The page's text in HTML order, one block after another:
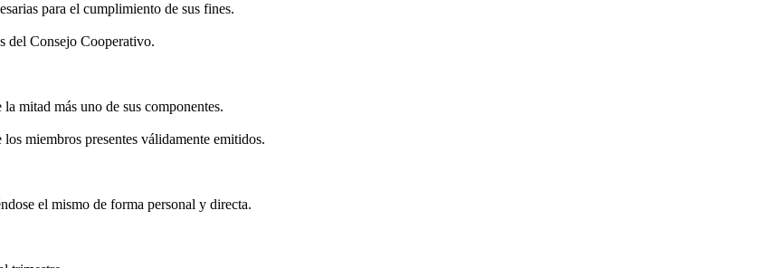
para el cumplimiento de sus fines.
del Consejo Cooperativo.
mitad más uno de sus componentes.
miembros presentes válidamente emitidos.
el mismo de forma personal y directa.